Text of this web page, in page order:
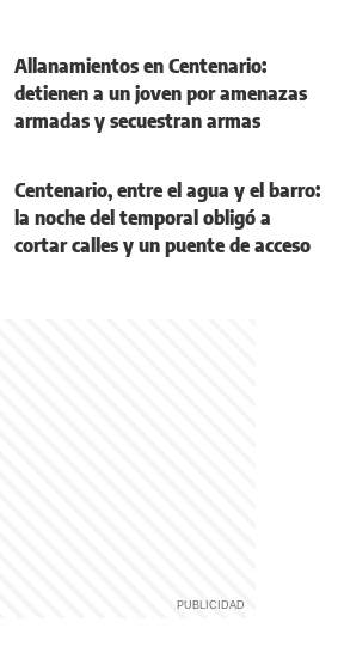
Allanamientos en Centenario:
detienen a un joven por amenazas
armadas y secuestran armas
Centenario, entre el agua y el barro:
la noche del temporal obligó a
cortar calles y un puente de acceso